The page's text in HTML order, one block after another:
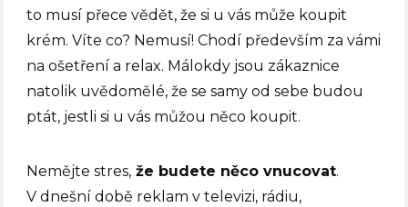
to musí přece vědět, že si u vás může koupit
krém. Víte co? Nemusí! Chodí především za vámi
na ošetření a relax. Málokdy jsou zákaznice
natolik uvědomělé, že se samy od sebe budou
ptát, jestli si u vás můžou něco koupit.
Nemějte stres, že budete něco vnucovat.
V dnešní době reklam v televizi, rádiu,